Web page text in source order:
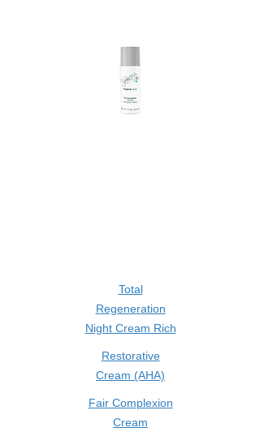
Total
Regeneration
Night Cream Rich
Restorative
Cream (AHA)
Fair Complexion
Cream